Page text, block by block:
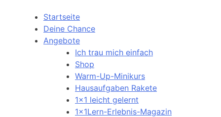
Startseite
Deine Chance
Angebote
Ich trau mich einfach
Shop
Warm-Up-Minikurs
Hausaufgaben Rakete
1×1 leicht gelernt
1x1Lern-Erlebnis-Magazin